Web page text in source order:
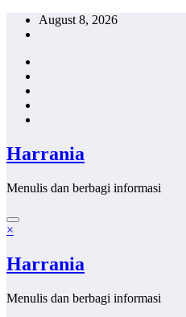
Skip
August 8, 2026
Harrania
Menulis dan berbagi informasi
×
Harrania
Menulis dan berbagi informasi